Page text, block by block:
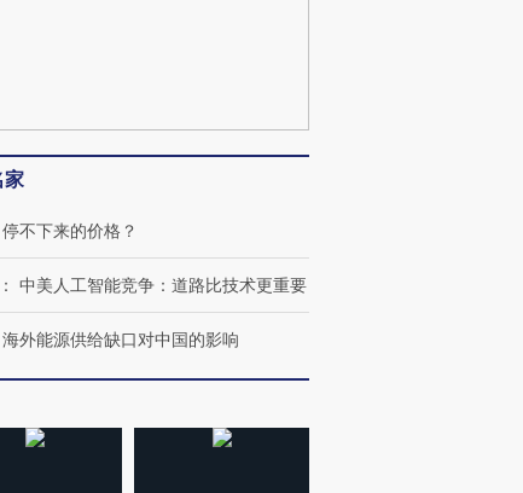
家
停不下来的价格？
： 中美人工智能竞争：道路比技术更重要
海外能源供给缺口对中国的影响